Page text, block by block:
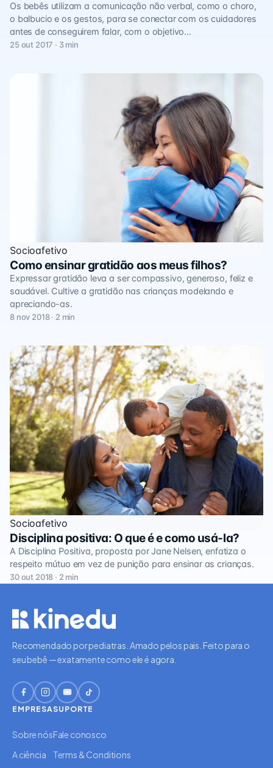
Os bebês utilizam a comunicação não verbal, como o choro,
o balbucio e os gestos, para se conectar com os cuidadores
antes de conseguirem falar, com o objetivo…
25 out 2017 · 3 min
Socioafetivo
Como ensinar gratidão aos meus filhos?
Expressar gratidão leva a ser compassivo, generoso, feliz e
saudável. Cultive a gratidão nas crianças modelando e
apreciando-as.
8 nov 2018 · 2 min
Socioafetivo
Disciplina positiva: O que é e como usá-la?
A Disciplina Positiva, proposta por Jane Nelsen, enfatiza o
respeito mútuo em vez de punição para ensinar as crianças.
30 out 2018 · 2 min
Recomendado por pediatras. Amado pelos pais. Feito para o
seu bebê — exatamente como ele é agora.
EMPRESA
Sobre nós
A ciência
SUPORTE
Fale conosco
Terms & Conditions